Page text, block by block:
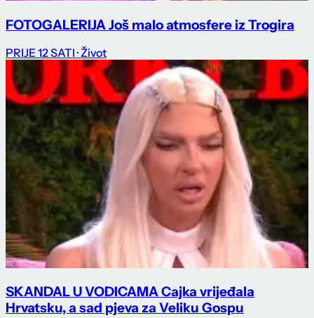
FOTOGALERIJA Još malo atmosfere iz Trogira
PRIJE 12 SATI · Život
SKANDAL U VODICAMA Cajka vrijeđala
Hrvatsku, a sad pjeva za Veliku Gospu